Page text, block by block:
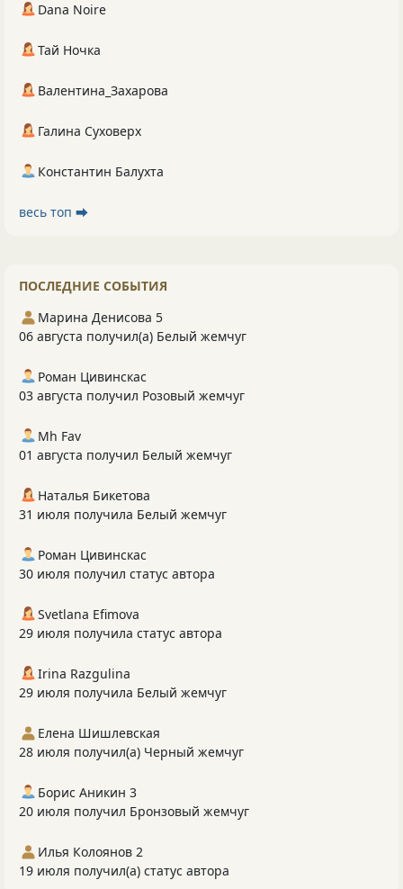
Dana Noire
Тай Ночка
Валентина_Захарова
Галина Суховерх
Константин Балухта
весь топ ⮕
ПОСЛЕДНИЕ СОБЫТИЯ
Марина Денисова 5
06 августа получил(а) Белый жемчуг
Роман Цивинскас
03 августа получил Розовый жемчуг
Mh Fav
01 августа получил Белый жемчуг
Наталья Бикетова
31 июля получила Белый жемчуг
Роман Цивинскас
30 июля получил статус автора
Svetlana Efimova
29 июля получила статус автора
Irina Razgulina
29 июля получила Белый жемчуг
Елена Шишлевская
28 июля получил(а) Черный жемчуг
Борис Аникин 3
20 июля получил Бронзовый жемчуг
Илья Колоянов 2
19 июля получил(а) статус автора